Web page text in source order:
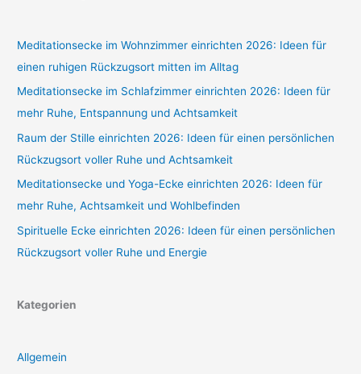
Meditationsecke im Wohnzimmer einrichten 2026: Ideen für
einen ruhigen Rückzugsort mitten im Alltag
Meditationsecke im Schlafzimmer einrichten 2026: Ideen für
mehr Ruhe, Entspannung und Achtsamkeit
Raum der Stille einrichten 2026: Ideen für einen persönlichen
Rückzugsort voller Ruhe und Achtsamkeit
Meditationsecke und Yoga-Ecke einrichten 2026: Ideen für
mehr Ruhe, Achtsamkeit und Wohlbefinden
Spirituelle Ecke einrichten 2026: Ideen für einen persönlichen
Rückzugsort voller Ruhe und Energie
Kategorien
Allgemein